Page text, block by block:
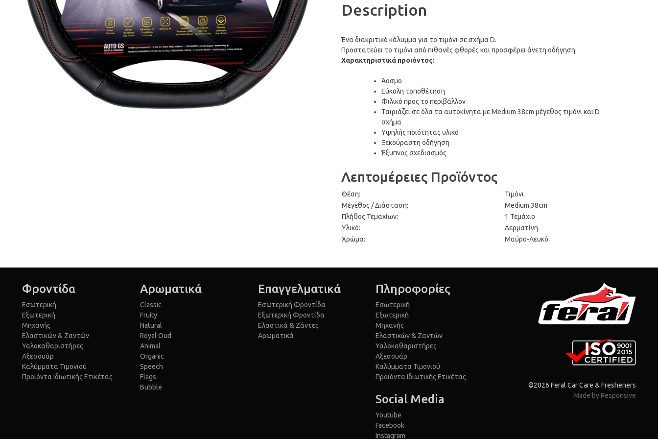
Description
Ένα διακριτικό κάλυμμα για το τιμόνι σε σχήμα D.
Προστατεύει το τιμόνι από πιθανές φθορές και προσφέρει άνετη οδήγηση.
Χαρακτηριστικά προιόντος:
Άοσμο
Εύκολη τοποθέτηση
Φιλικό προς το περιβάλλον
Ταιριάζει σε όλα τα αυτοκίνητα με Medium 38cm μέγεθος τιμόνι και D
σχήμα
Υψηλής ποιότητας υλικό
Ξεκούραστη οδήγηση
Έξυπνος σχεδιασμός
Λεπτομέρειες Προϊόντος
Θέση:
Τιμόνι
Μέγεθος / Διάσταση:
Medium 38cm
Πλήθος Τεμαχίων:
1 Τεμάχιο
Υλικό:
Δερματίνη
Χρώμα:
Μαύρο-Λευκό
Φροντίδα
Εσωτερική
Εξωτερική
Μηχανής
Ελαστικών & Ζαντών
Υαλοκαθαριστήρες
Αξεσουάρ
Καλύμματα Τιμονιού
Προϊόντα Ιδιωτικής Ετικέτας
Αρωματικά
Classic
Fruity
Natural
Royal Oud
Animal
Organic
Speech
Flags
Bubble
Επαγγελματικά
Εσωτερική Φροντίδα
Εξωτερική Φροντίδα
Ελαστικά & Ζάντες
Αρωματικά
Πληροφορίες
Εσωτερική
Εξωτερική
Μηχανής
Ελαστικών & Ζαντών
Υαλοκαθαριστήρες
Αξεσουάρ
Καλύμματα Τιμονιού
Προϊόντα Ιδιωτικής Ετικέτας
Social Media
Youtube
Facebook
Instagram
©2026 Feral Car Care & Fresheners
Made by Responsive